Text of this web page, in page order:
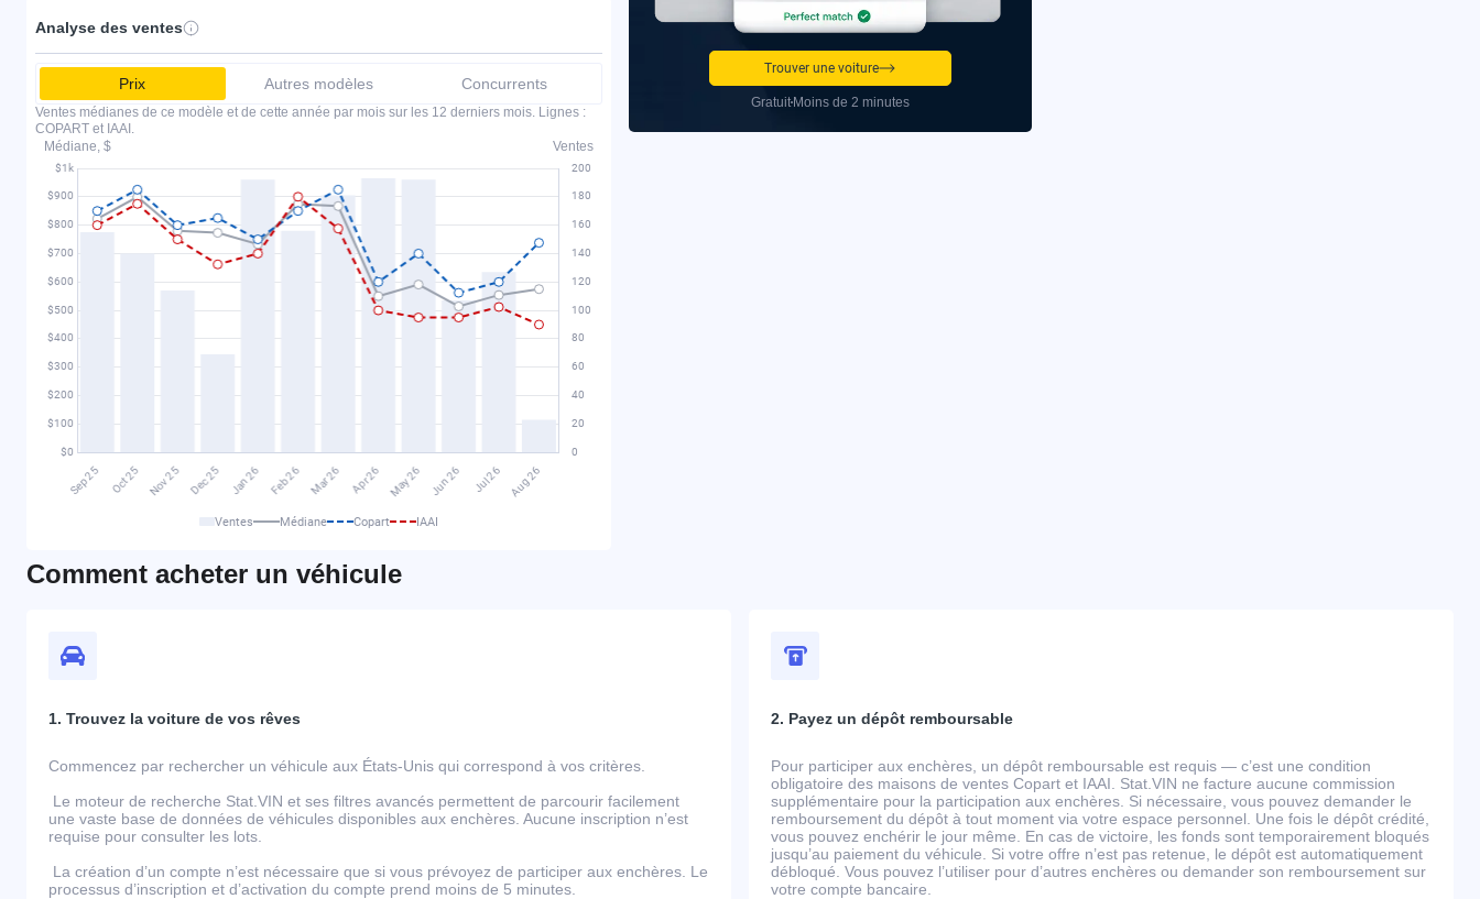
Analyse des ventes
Prix Autres modèles Concurrents
Ventes médianes de ce modèle et de cette année par mois sur les 12 derniers mois. Lignes :
COPART et IAAI.
Médiane, $
Ventes
Ventes Médiane Copart IAAI
Trouver une voiture
GratuitMoins de 2 minutes
Comment acheter un véhicule
1. Trouvez la voiture de vos rêves
Commencez par rechercher un véhicule aux États-Unis qui correspond à vos critères.
Le moteur de recherche Stat.VIN et ses filtres avancés permettent de parcourir facilement
une vaste base de données de véhicules disponibles aux enchères. Aucune inscription n’est
requise pour consulter les lots.
La création d’un compte n’est nécessaire que si vous prévoyez de participer aux enchères. Le
processus d’inscription et d’activation du compte prend moins de 5 minutes.
2. Payez un dépôt remboursable
Pour participer aux enchères, un dépôt remboursable est requis — c’est une condition
obligatoire des maisons de ventes Copart et IAAI. Stat.VIN ne facture aucune commission
supplémentaire pour la participation aux enchères. Si nécessaire, vous pouvez demander le
remboursement du dépôt à tout moment via votre espace personnel. Une fois le dépôt crédité,
vous pouvez enchérir le jour même. En cas de victoire, les fonds sont temporairement bloqués
jusqu’au paiement du véhicule. Si votre offre n’est pas retenue, le dépôt est automatiquement
débloqué. Vous pouvez l’utiliser pour d’autres enchères ou demander son remboursement sur
votre compte bancaire.